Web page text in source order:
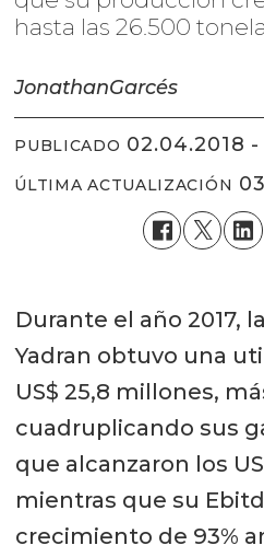
hasta las 26.500
JonathanGarcés
PUBLICADO 02.04.2018
ÚLTIMA ACTUALIZACIÓN
Durante el año 2017,
Yadran obtuvo una
US$ 25,8 millones,
cuadruplicando sus
que alcanzaron los
mientras que su
crecimiento de 93%